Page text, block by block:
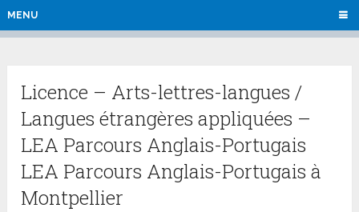
MENU
Licence – Arts-lettres-langues /
Langues étrangères appliquées –
LEA Parcours Anglais-Portugais
LEA Parcours Anglais-Portugais à
Montpellier